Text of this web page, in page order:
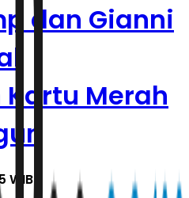
dan Gianni
Merah
WIB